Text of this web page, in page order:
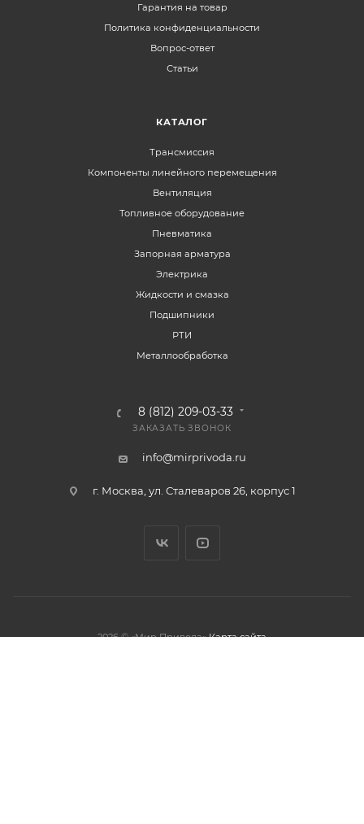
Гарантия на товар
Политика конфиденциальности
Вопрос-ответ
Статьи
КАТАЛОГ
Трансмиссия
Компоненты линейного перемещения
Вентиляция
Топливное оборудование
Пневматика
Запорная арматура
Электрика
Жидкости и смазка
Подшипники
РТИ
Металлообработка
8 (812) 209-03-33
ЗАКАЗАТЬ ЗВОНОК
info@mirprivoda.ru
г. Москва, ул. Сталеваров 26, корпус 1
2026 © «Мир Привода» Карта сайта